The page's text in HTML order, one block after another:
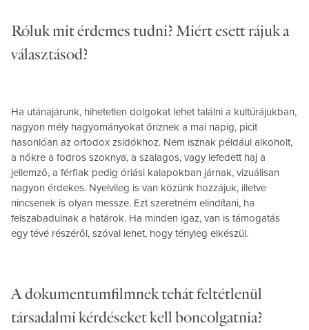
Róluk mit érdemes tudni? Miért esett rájuk a
választásod?
Ha utánajárunk, hihetetlen dolgokat lehet találni a kultúrájukban,
nagyon mély hagyományokat őriznek a mai napig, picit
hasonlóan az ortodox zsidókhoz. Nem isznak például alkoholt,
a nőkre a fodros szoknya, a szalagos, vagy lefedett haj a
jellemző, a férfiak pedig óriási kalapokban járnak, vizuálisan
nagyon érdekes. Nyelvileg is van közünk hozzájuk, illetve
nincsenek is olyan messze. Ezt szeretném elindítani, ha
felszabadulnak a határok. Ha minden igaz, van is támogatás
egy tévé részéről, szóval lehet, hogy tényleg elkészül.
A dokumentumfilmnek tehát feltétlenül
társadalmi kérdéseket kell boncolgatnia?